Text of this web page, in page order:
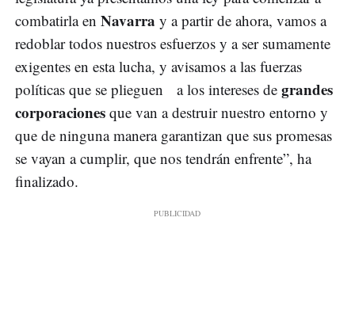
combatirla en Navarra y a partir de ahora, vamos a
redoblar todos nuestros esfuerzos y a ser sumamente
exigentes en esta lucha, y avisamos a las fuerzas
políticas que se plieguen a los intereses de grandes
corporaciones que van a destruir nuestro entorno y
que de ninguna manera garantizan que sus promesas
se vayan a cumplir, que nos tendrán enfrente”, ha
finalizado.